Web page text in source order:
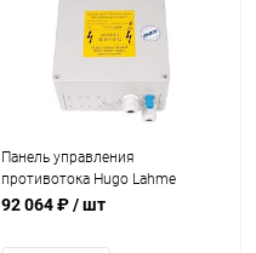
Панель управления
противотока Hugo Lahme
JUNIOR (7322160)
92 064 ₽/ шт